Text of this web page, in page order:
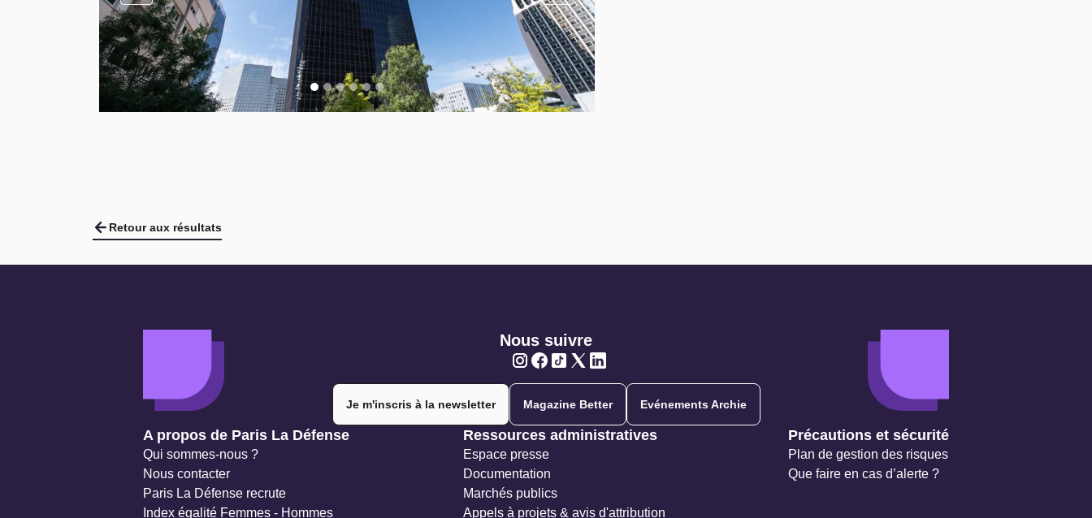
Retour aux résultats
Nous suivre
Je m'inscris à la newsletter Magazine Better Evénements Archie
Navigation secondaire
A propos de Paris La Défense
Qui sommes-nous ?
Nous contacter
Paris La Défense recrute
Index égalité Femmes - Hommes
Ressources administratives
Espace presse
Documentation
Marchés publics
Appels à projets & avis d'attribution
Précautions et sécurité
Plan de gestion des risques
Que faire en cas d’alerte ?